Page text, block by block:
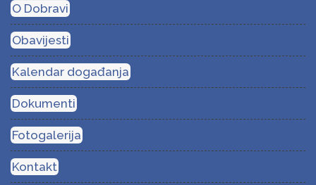
O Dobravi
Obavijesti
Kalendar događanja
Dokumenti
Fotogalerija
Kontakt